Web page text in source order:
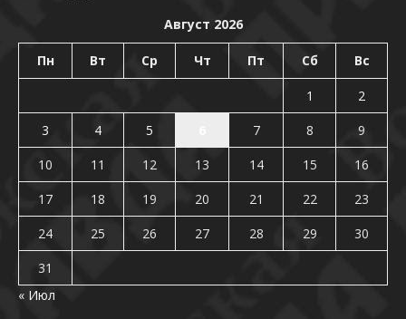
Август 2026
Пн Вт Ср Чт Пт Сб Вс
1
2
3
4 5 7 8
9
10
11 12 13 14 15
16
17
18 19 20 21 22
23
24
25 26 27 28 29
30
31
« Июл